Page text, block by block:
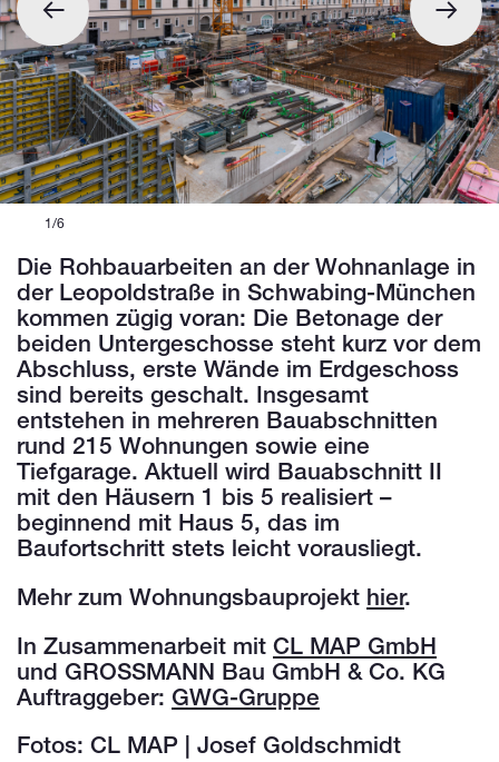
1/6
Die Rohbauarbeiten an der Wohnanlage in
der Leopoldstraße in Schwabing-München
kommen zügig voran: Die Betonage der
beiden Untergeschosse steht kurz vor dem
Abschluss, erste Wände im Erdgeschoss
sind bereits geschalt. Insgesamt
entstehen in mehreren Bauabschnitten
rund 215 Wohnungen sowie eine
Tiefgarage. Aktuell wird Bauabschnitt II
mit den Häusern 1 bis 5 realisiert –
beginnend mit Haus 5, das im
Baufortschritt stets leicht vorausliegt.
Mehr zum Wohnungsbauprojekt hier.
In Zusammenarbeit mit CL MAP GmbH
und GROSSMANN Bau GmbH & Co. KG
Auftraggeber: GWG-Gruppe
Fotos: CL MAP | Josef Goldschmidt